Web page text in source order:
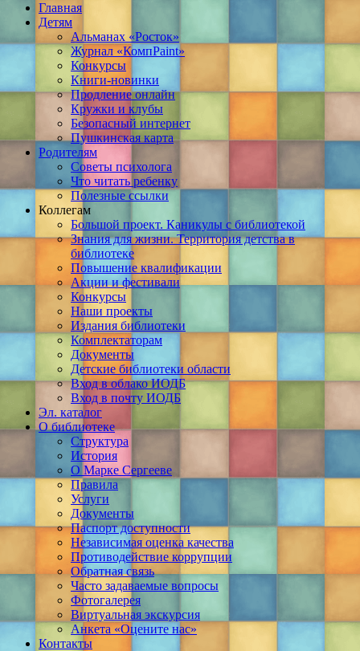
Главная
Детям
Альманах «Росток»
Журнал «КомпPaint»
Конкурсы
Книги-новинки
Продление онлайн
Кружки и клубы
Безопасный интернет
Пушкинская карта
Родителям
Советы психолога
Что читать ребенку
Полезные ссылки
Коллегам
Большой проект. Каникулы с библиотекой
Знания для жизни. Территория детства в
библиотеке
Повышение квалификации
Акции и фестивали
Конкурсы
Наши проекты
Издания библиотеки
Комплектаторам
Документы
Детские библиотеки области
Вход в облако ИОДБ
Вход в почту ИОДБ
Эл. каталог
О библиотеке
Структура
История
О Марке Сергееве
Правила
Услуги
Документы
Паспорт доступности
Независимая оценка качества
Противодействие коррупции
Обратная связь
Часто задаваемые вопросы
Фотогалерея
Виртуальная экскурсия
Анкета «Оцените нас»
Контакты